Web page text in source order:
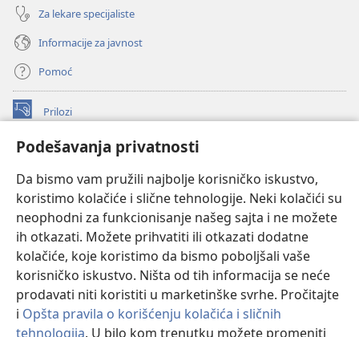
Podešavanja privatnosti
Da bismo vam pružili najbolje korisničko iskustvo,
koristimo kolačiće i slične tehnologije. Neki kolačići su
neophodni za funkcionisanje našeg sajta i ne možete
ih otkazati. Možete prihvatiti ili otkazati dodatne
kolačiće, koje koristimo da bismo poboljšali vaše
korisničko iskustvo. Ništa od tih informacija se neće
prodavati niti koristiti u marketinške svrhe. Pročitajte
i Opšta pravila o korišćenju kolačića i sličnih
tehnologija. U bilo kom trenutku možete promeniti
Za lekare specijaliste
Informacije za javnost
Pomoć
Prilozi
(otvara
prozor)ONLAJN BIBLIOTEKA Watchtower
novi
prozor)JW Hub
(otvara
novi
prozor)
®
Watchtower Library®